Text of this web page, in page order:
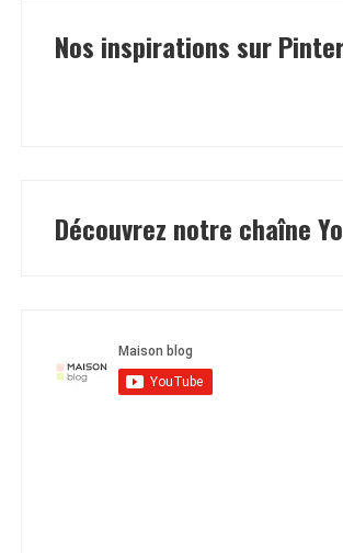
Nos inspirations sur
Découvrez notre chaîne